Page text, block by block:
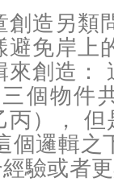
創造另類
避免岸上
來創造：
個物件
丙），
個邏輯之
驗或者